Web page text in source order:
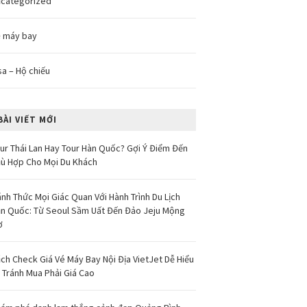
máy bay
– Hộ chiếu
VIẾT MỚI
Thái Lan Hay Tour Hàn Quốc? Gợi Ý Điểm Đến
Hợp Cho Mọi Du Khách
Thức Mọi Giác Quan Với Hành Trình Du Lịch
Quốc: Từ Seoul Sầm Uất Đến Đảo Jeju Mộng
Check Giá Vé Máy Bay Nội Địa VietJet Dễ Hiểu
Tránh Mua Phải Giá Cao